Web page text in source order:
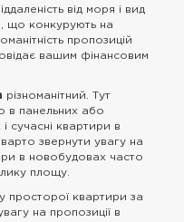
від моря і вид
що конкурують на
пропозицій
вашим фінансовим
різноманітний. Тут
в панельних або
сучасні квартири в
звернути увагу на
в новобудовах часто
площу.
просторої квартири за
на пропозиції в